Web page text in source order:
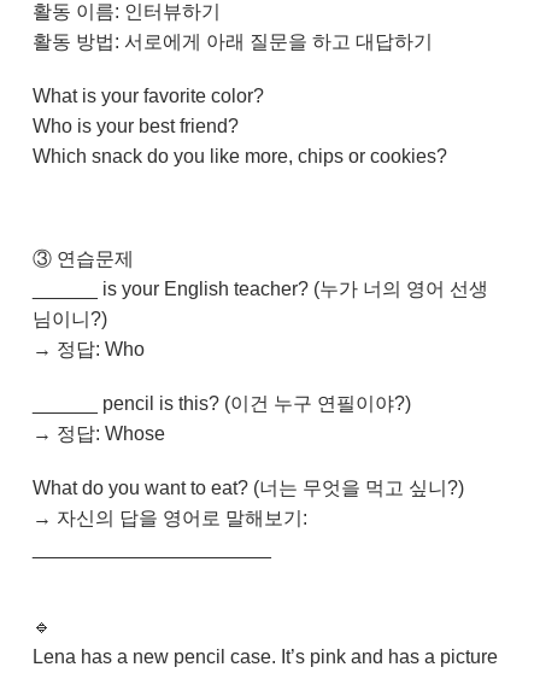
활동 이름: 인터뷰하기
활동 방법: 서로에게 아래 질문을 하고 대답하기
What is your favorite color?
Who is your best friend?
Which snack do you like more, chips or cookies?
③ 연습문제
______ is your English teacher? (누가 너의 영어 선생
님이니?)
→ 정답: Who
______ pencil is this? (이건 누구 연필이야?)
→ 정답: Whose
What do you want to eat? (너는 무엇을 먹고 싶니?)
→ 자신의 답을 영어로 말해보기:
🔹
Lena has a new pencil case. It’s pink and has a picture